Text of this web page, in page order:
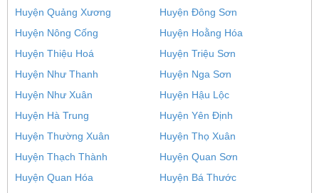
Huyện Quảng Xương
Huyện Đông Sơn
Huyện Nông Cống
Huyện Hoằng Hóa
Huyện Thiệu Hoá
Huyện Triệu Sơn
Huyện Như Thanh
Huyện Nga Sơn
Huyện Như Xuân
Huyện Hậu Lộc
Huyện Hà Trung
Huyện Yên Định
Huyện Thường Xuân
Huyện Thọ Xuân
Huyện Thạch Thành
Huyện Quan Sơn
Huyện Quan Hóa
Huyện Bá Thước